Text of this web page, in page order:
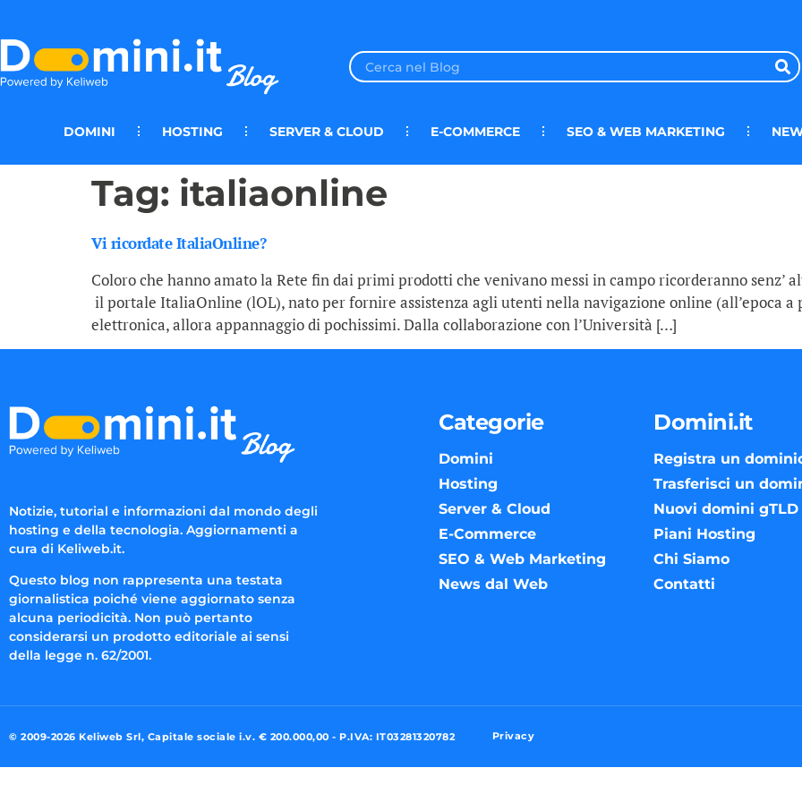
DOMINI HOSTING SERVER & CLOUD E-COMMERCE SEO & WEB MARKETING
Tag: italiaonline
Vi ricordate ItaliaOnline?
Coloro che hanno amato la Rete fin dai primi prodotti che venivano messi in campo ricorderanno senz’
il portale ItaliaOnline (lOL), nato per fornire assistenza agli utenti nella navigazione online (all’epoca a
elettronica, allora appannaggio di pochissimi. Dalla collaborazione con l’Università […]
Notizie, tutorial e informazioni dal mondo degli
hosting e della tecnologia. Aggiornamenti a
cura di Keliweb.it.
Questo blog non rappresenta una testata
giornalistica poiché viene aggiornato senza
alcuna periodicità. Non può pertanto
considerarsi un prodotto editoriale ai sensi
della legge n. 62/2001.
Categorie
Domini
Hosting
Server & Cloud
E-Commerce
SEO & Web Marketing
News dal Web
Domini.it
Registra un
Trasferisci un
Nuovi domini gTLD
Piani Hosting
Chi Siamo
Contatti
© 2009-2026 Keliweb Srl, Capitale sociale i.v. € 200.000,00 - P.IVA: IT03281320782 Privacy